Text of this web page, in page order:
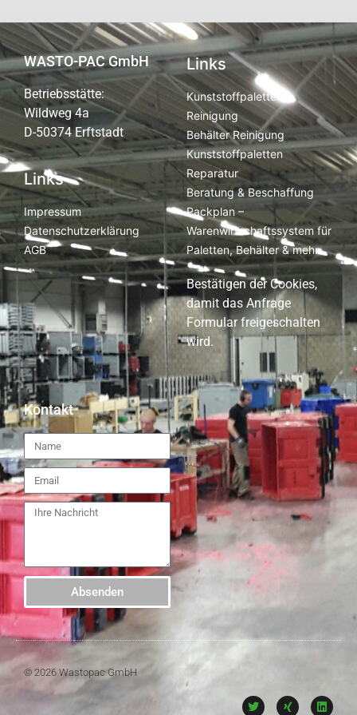
WASTO-PAC GmbH
Betriebsstätte:
Wildweg 4a
D-50374 Erftstadt
Links
Impressum
Datenschutzerklärung
AGB
Links
Kunststoffpaletten
Reinigung
Behälter Reinigung
Kunststoffpaletten
Reparatur
Beratung & Beschaffung
Packplan –
Warenwirtschaftssystem für
Paletten, Behälter & mehr
Bestätigen der Cookies,
damit das Anfrage
Formular freigeschalten
wird.
Kontakt
Absenden
© 2026 Wastopac GmbH